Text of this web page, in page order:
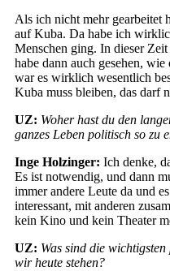
Als ich nicht mehr gearbeitet
auf Kuba. Da habe ich
Menschen ging. In dieser
habe dann auch gesehen,
war es wirklich wesentlich
Kuba muss bleiben, das darf
UZ: Woher hast du den
ganzes Leben politisch so zu
Inge Holzinger: Ich denke,
Es ist notwendig, und dann
immer andere Leute da und
interessant, mit anderen
kein Kino und kein Theater
UZ: Was sind die
wir heute stehen?